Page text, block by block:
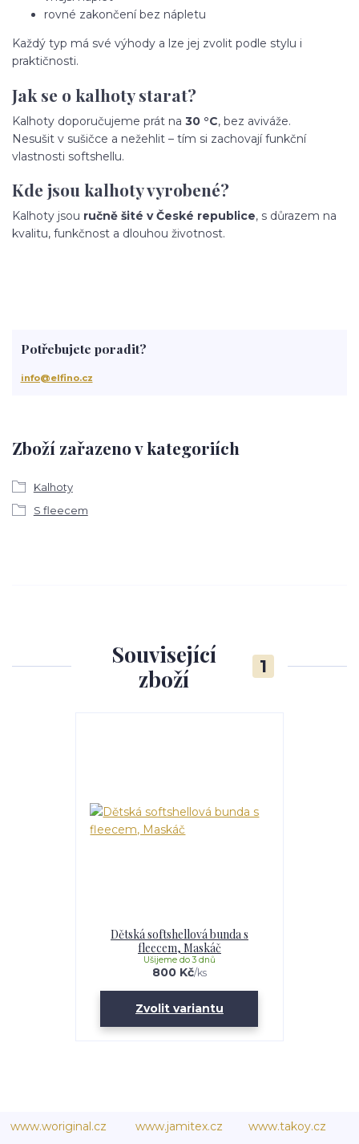
rovné zakončení bez nápletu
Každý typ má své výhody a lze jej zvolit podle stylu i
praktičnosti.
Jak se o kalhoty starat?
Kalhoty doporučujeme prát na 30 °C, bez aviváže.
Nesušit v sušičce a nežehlit – tím si zachovají funkční
vlastnosti softshellu.
Kde jsou kalhoty vyrobené?
Kalhoty jsou ručně šité v České republice, s důrazem na
kvalitu, funkčnost a dlouhou životnost.
Zboží zařazeno v kategoriích
Kalhoty
S fleecem
Potřebujete poradit?
info@elfino.cz
Související
zboží
1
Dětská softshellová bunda s
fleecem, Maskáč
800 Kč/ks
Ušijeme do 3 dnů
Zvolit variantu
www.woriginal.cz www.jamitex.cz www.takoy.cz